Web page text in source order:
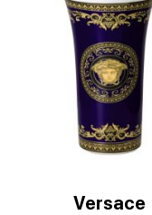
Versace